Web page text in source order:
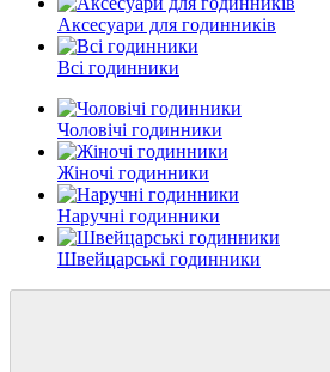
Аксесуари для годинників
Всі годинники
Чоловічі годинники
Жіночі годинники
Наручні годинники
Швейцарські годинники